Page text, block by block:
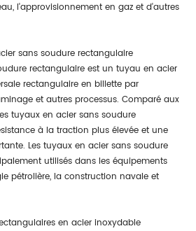
l'approvisionnement en gaz et d'autres
sans soudure rectangulaire
rectangulaire est un tuyau en acier
rectangulaire en billette par
et autres processus. Comparé aux
tuyaux en acier sans soudure
à la traction plus élevée et une
Les tuyaux en acier sans soudure
utilisés dans les équipements
pétrolière, la construction navale et
en acier inoxydable